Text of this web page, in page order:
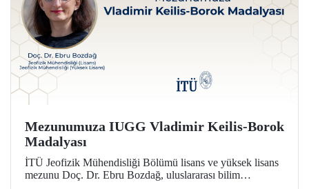
Mezunumuza IUGG Vladimir Keilis-Borok
Madalyası
İTÜ Jeofizik Mühendisliği Bölümü lisans ve yüksek lisans
mezunu Doç. Dr. Ebru Bozdağ, uluslararası bilim